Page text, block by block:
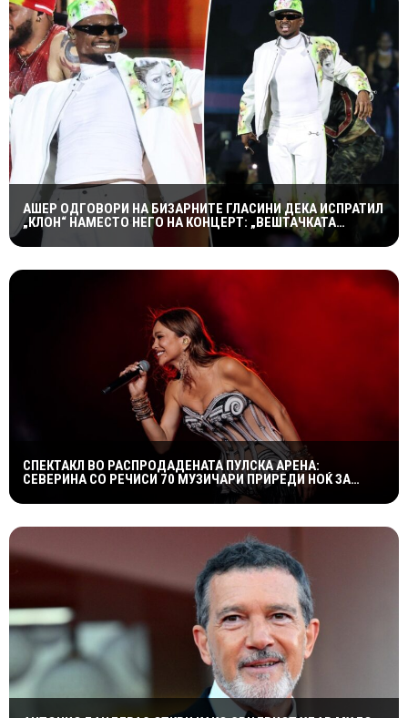
АШЕР ОДГОВОРИ НА БИЗАРНИТЕ ГЛАСИНИ ДЕКА ИСПРАТИЛ
„КЛОН“ НАМЕСТО НЕГО НА КОНЦЕРТ: „ВЕШТАЧКАТА
ИНТЕЛИГЕНЦИЈА НЕ Е ТОЛКУ НАПРЕДНА“
СПЕКТАКЛ ВО РАСПРОДАДЕНАТА ПУЛСКА АРЕНА:
СЕВЕРИНА СО РЕЧИСИ 70 МУЗИЧАРИ ПРИРЕДИ НОЌ ЗА